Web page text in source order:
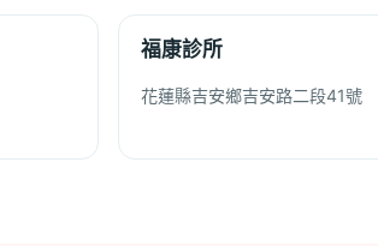
福康診所
花蓮縣吉安鄉吉安路二段41號